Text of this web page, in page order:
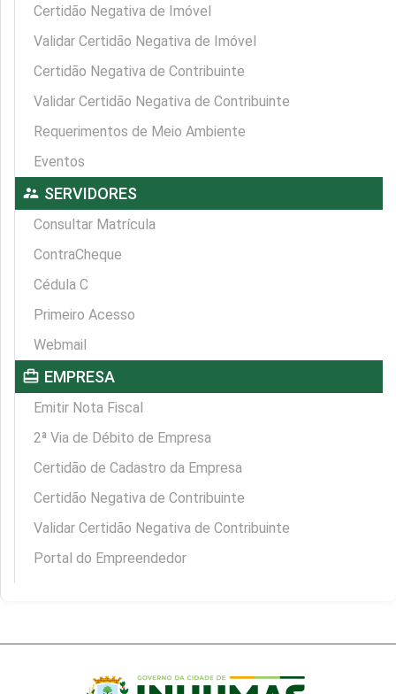
Certidão Negativa de Imóvel
Validar Certidão Negativa de Imóvel
Certidão Negativa de Contribuinte
Validar Certidão Negativa de Contribuinte
Requerimentos de Meio Ambiente
Eventos
supervisor_account SERVIDORES
Consultar Matrícula
ContraCheque
Cédula C
Primeiro Acesso
Webmail
card_travel EMPRESA
Emitir Nota Fiscal
2ª Via de Débito de Empresa
Certidão de Cadastro da Empresa
Certidão Negativa de Contribuinte
Validar Certidão Negativa de Contribuinte
Portal do Empreendedor